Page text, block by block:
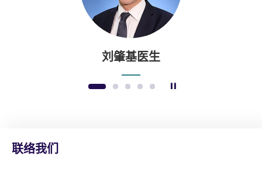
刘肇基医生
1 2 3 4 5
联络我们